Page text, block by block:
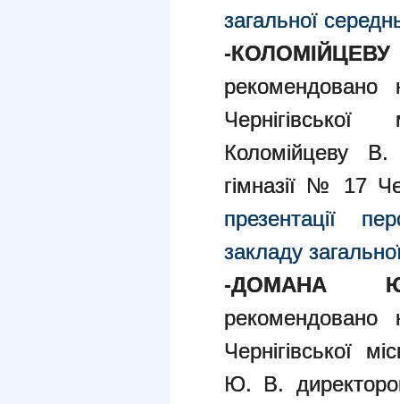
загальної
-
рекомендовано
Коломійцеву В.
гімназії № 17
презентації
закладу
-ДОМАНА
рекомендовано
Чернігівської
Ю. В.